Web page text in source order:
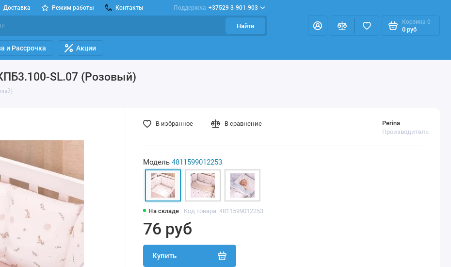
Доставка Режим работы Контакты Поддержка +37529 3-901-903
Найти
Корзина 0
0 руб
и Рассрочка Акции
SL.07 (Розовый)
На складе Код товара: 4811599012253
Perina
Производитель
76 руб
Купить
В избранное В сравнение
Модель 4811599012253